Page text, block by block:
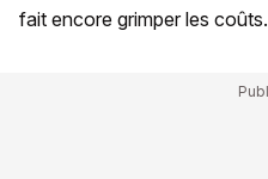
fait encore grimper les coûts.